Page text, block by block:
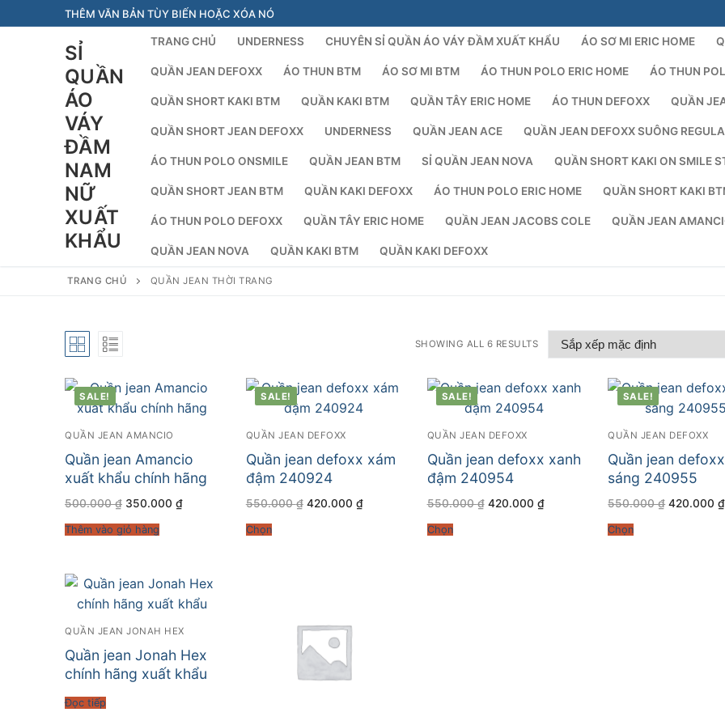
đến
THÊM VĂN BẢN TÙY BIẾN HOẶC XÓA NÓ
SỈ
QUẦN
ÁO
VÁY
ĐẦM
NAM
NỮ
XUẤT
KHẨU
TRANG CHỦ UNDERNESS CHUYÊN SỈ QUẦN ÁO VÁY ĐẦM XUẤT KHẨU ÁO SƠ MI ERIC HOME
QUẦN JEAN DEFOXX ÁO THUN BTM ÁO SƠ MI BTM ÁO THUN POLO ERIC HOME ÁO THUN
QUẦN SHORT KAKI BTM QUẦN KAKI BTM QUẦN TÂY ERIC HOME ÁO THUN DEFOXX QUẦN
QUẦN SHORT JEAN DEFOXX UNDERNESS QUẦN JEAN ACE QUẦN JEAN DEFOXX SUÔNG
ÁO THUN POLO ONSMILE QUẦN JEAN BTM SỈ QUẦN JEAN NOVA QUẦN SHORT KAKI ON SMILE
QUẦN SHORT JEAN BTM QUẦN KAKI DEFOXX ÁO THUN POLO ERIC HOME QUẦN SHORT KAKI
ÁO THUN POLO DEFOXX QUẦN TÂY ERIC HOME QUẦN JEAN JACOBS COLE QUẦN JEAN
QUẦN JEAN NOVA QUẦN KAKI BTM QUẦN KAKI DEFOXX
Tìm kiếm
TRANG CHỦ QUẦN JEAN THỜI TRANG
SHOWING ALL 6 RESULTS
SALE!
QUẦN JEAN AMANCIO
Quần jean Amancio
xuất khẩu chính hãng
500.000₫ Giá
là:
500.000 ₫.
350.000 ₫Giá
Thêm vào giỏ hàng
SALE!
QUẦN JEAN DEFOXX
Quần jean defoxx xám
đậm 240924
550.000₫ Giá
420.000 ₫Giá
hiện
Chọn
SALE!
QUẦN JEAN DEFOXX
Quần jean defoxx xanh
đậm 240954
550.000₫ Giá
420.000 ₫Giá
hiện
Chọn
SALE!
QUẦN JEAN DEFOXX
Quần jean
sáng 240955
550.000₫ Giá
420.000₫
Chọn
QUẦN JEAN JONAH HEX
Quần jean Jonah Hex
chính hãng xuất khẩu
Đọc tiếp